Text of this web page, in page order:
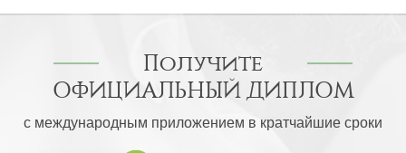
Получите
ОФИЦИАЛЬНЫЙ ДИПЛОМ
с международным приложением в кратчайшие сроки